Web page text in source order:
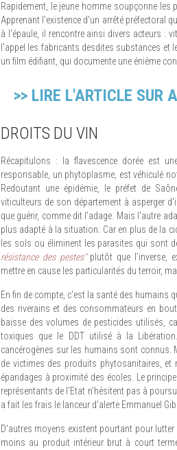
Rapidement, le jeune homme soupçonne les
Apprenant l'existence d'un arrêté préfectoral
à l'épaule, il rencontre ainsi divers acteurs :
l'appel les fabricants desdites substances et
un film édifiant, qui documente une énième
>> LIRE L'ARTICLE SUR
DROITS DU VIN
Récapitulons : la flavescence dorée est
responsable, un phytoplasme, est véhiculé
Redoutant une épidémie, le préfet de
viticulteurs de son département à asperger
que guérir, comme dit l'adage. Mais l'autre
plus adapté à la situation. Car en plus de la
les sols ou éliminent les parasites qui sont
résistance des pestes"plutôt que l'inverse,
mettre en cause les particularités du terroir,
En fin de compte, c'est la santé des humains
des riverains et des consommateurs en
baisse des volumes de pesticides utilisés,
toxiques que le DDT utilisé à la
cancérogènes sur les humains sont connus.
de victimes des produits phytosanitaires, et
épandages à proximité des écoles. Le
représentants de l'Etat n'hésitent pas à
a fait les frais le lanceur d'alerte Emmanuel
D'autres moyens existent pourtant pour
moins au produit intérieur brut à court